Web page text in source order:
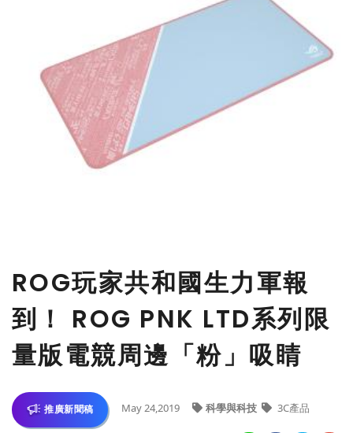
ROG玩家共和國生力軍報
到！ ROG PNK LTD系列限
量版電競周邊「粉」吸睛
推廣新聞稿 May 24,2019 科學與科技 3C產品